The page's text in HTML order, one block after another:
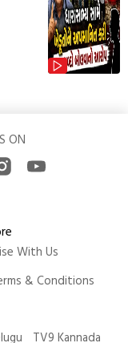
ON
With Us
& Conditions
TV9 Kannada